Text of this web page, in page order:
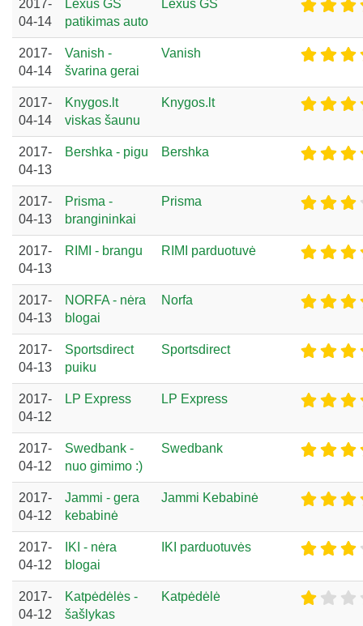
2017-
04-14
Lexus GS
patikimas auto
Lexus GS
2017-
04-14
Vanish -
švarina gerai
Vanish
2017-
04-14
Knygos.lt
viskas šaunu
Knygos.lt
2017-
04-13
Bershka - pigu Bershka
2017-
04-13
Prisma -
brangininkai
Prisma
2017-
04-13
RIMI - brangu RIMI parduotuvė
2017-
04-13
NORFA - nėra
blogai
Norfa
2017-
04-13
Sportsdirect
puiku
Sportsdirect
2017-
04-12
LP Express LP Express
2017-
04-12
Swedbank -
nuo gimimo :)
Swedbank
2017-
04-12
Jammi - gera
kebabinė
Jammi Kebabinė
2017-
04-12
IKI - nėra
blogai
IKI parduotuvės
2017-
04-12
Katpėdėlės -
šašlykas
Katpėdėlė